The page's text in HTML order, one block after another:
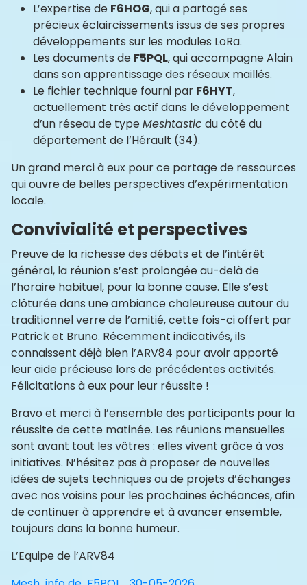
L’expertise de F6HOG, qui a partagé ses
précieux éclaircissements issus de ses propres
développements sur les modules LoRa.
Les documents de F5PQL, qui accompagne Alain
dans son apprentissage des réseaux maillés.
Le fichier technique fourni par F6HYT,
actuellement très actif dans le développement
d’un réseau de typeMeshtasticdu côté du
département de l’Hérault (34).
Un grand merci à eux pour ce partage de ressources
qui ouvre de belles perspectives d’expérimentation
locale.
Convivialité et perspectives
Preuve de la richesse des débats et de l’intérêt
général, la réunion s’est prolongée au-delà de
l’horaire habituel, pour la bonne cause. Elle s’est
clôturée dans une ambiance chaleureuse autour du
traditionnel verre de l’amitié, cette fois-ci offert par
Patrick et Bruno. Récemment indicativés, ils
connaissent déjà bien l’ARV84 pour avoir apporté
leur aide précieuse lors de précédentes activités.
Félicitations à eux pour leur réussite !
Bravo et merci à l’ensemble des participants pour la
réussite de cette matinée. Les réunions mensuelles
sont avant tout les vôtres : elles vivent grâce à vos
initiatives. N’hésitez pas à proposer de nouvelles
idées de sujets techniques ou de projets d’échanges
avec nos voisins pour les prochaines échéances, afin
de continuer à apprendre et à avancer ensemble,
toujours dans la bonne humeur.
L’Equipe de l’ARV84